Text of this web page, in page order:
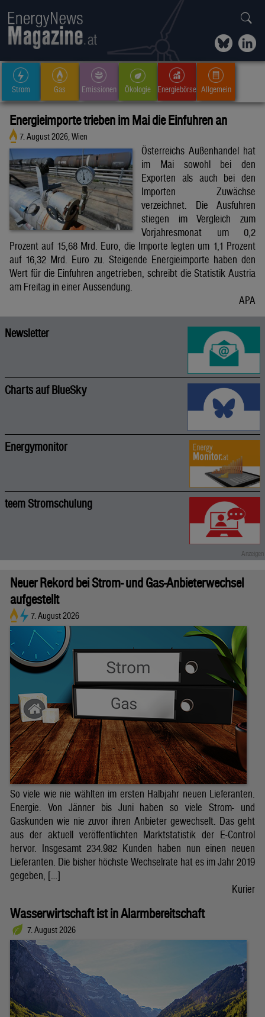
Strom Gas Emissionen Ökologie Energiebörse Allgemein
Energieimporte trieben im Mai die Einfuhren an
7. August 2026, Wien
Österreichs Außenhandel hat
im Mai sowohl bei den
Exporten als auch bei den
Importen Zuwächse
verzeichnet. Die Ausfuhren
stiegen im Vergleich zum
Vorjahresmonat um 0,2
Prozent auf 15,68 Mrd. Euro, die Importe legten um 1,1 Prozent
auf 16,32 Mrd. Euro zu. Steigende Energieimporte haben den
Wert für die Einfuhren angetrieben, schreibt die Statistik Austria
am Freitag in einer Aussendung.
APA
Newsletter
Charts auf BlueSky
Energymonitor
teem Stromschulung
Neuer Rekord bei Strom- und Gas-Anbieterwechsel
aufgestellt
7. August 2026
So viele wie nie wählten im ersten Halbjahr neuen Lieferanten.
Energie. Von Jänner bis Juni haben so viele Strom- und
Gaskunden wie nie zuvor ihren Anbieter gewechselt. Das geht
aus der aktuell veröffentlichten Marktstatistik der E-Control
hervor. Insgesamt 234.982 Kunden haben nun einen neuen
Lieferanten. Die bisher höchste Wechselrate hat es im Jahr 2019
gegeben, […]
Kurier
Wasserwirtschaft ist in Alarmbereitschaft
7. August 2026